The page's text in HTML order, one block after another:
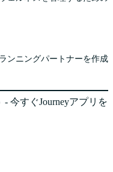
ンニングパートナーを作成
今すぐJourneyアプリを